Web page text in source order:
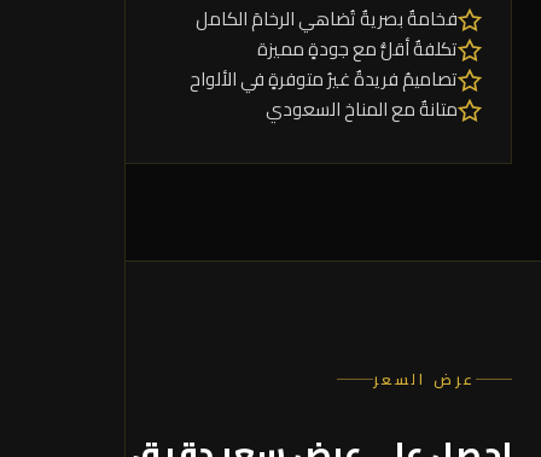
فخامةٌ بصريةٌ تُضاهي الرخامَ الكامل
تكلفةٌ أقلُّ مع جودةٍ مميزة
تصاميمُ فريدةٌ غيرُ متوفرةٍ في الألواح
متانةٌ مع المناخ السعودي
عرض السعر